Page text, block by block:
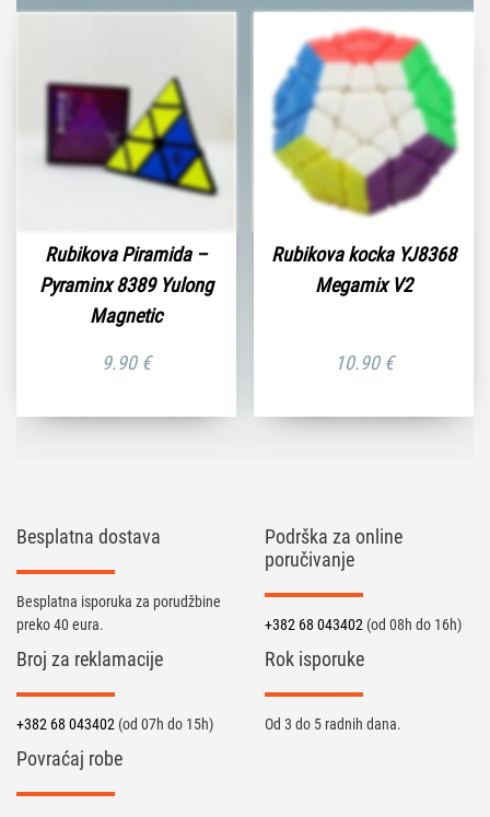
Rubikova Piramida –
Pyraminx 8389 Yulong
Magnetic
9.90 €
Rubikova kocka YJ8368
Megamix V2
10.90 €
Besplatna dostava
Besplatna isporuka za porudžbine
preko 40 eura.
Podrška za online
poručivanje
+382 68 043402 (od 08h do 16h)
Broj za reklamacije
+382 68 043402 (od 07h do 15h)
Rok isporuke
Od 3 do 5 radnih dana.
Povraćaj robe